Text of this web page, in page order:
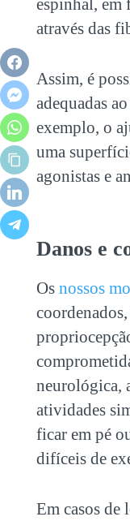
através das
Assim, é
adequadas
exemplo, o
uma
agonistas e
Danos e
Os nossos
neurológica,
atividades
ficar em pé
difíceis de
Em casos de